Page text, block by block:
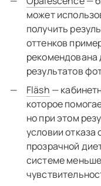
может
получить
оттенков
рекомендована
результатов
Fläsh —
которое
но при этом
условии отказа
прозрачной
системе